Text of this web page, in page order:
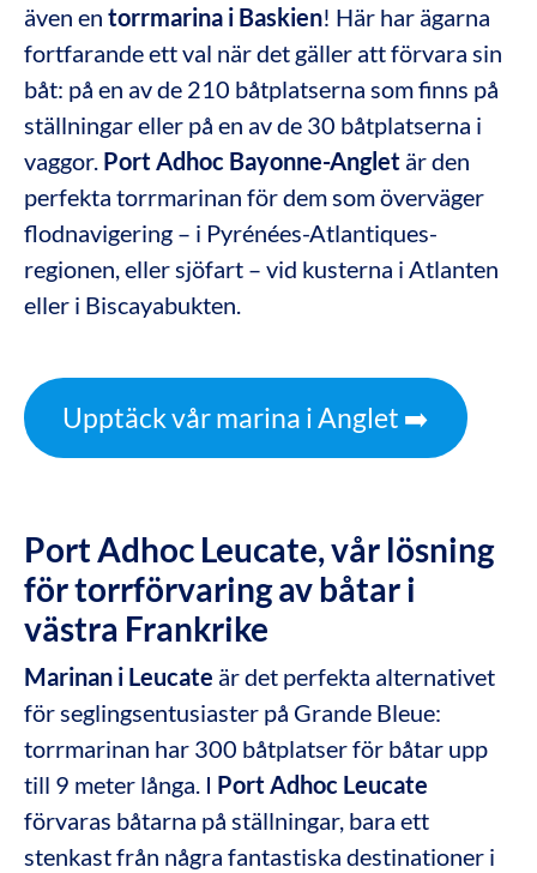
även en torrmarina i Baskien! Här har ägarna
fortfarande ett val när det gäller att förvara sin
båt: på en av de 210 båtplatserna som finns på
ställningar eller på en av de 30 båtplatserna i
vaggor. Port Adhoc Bayonne-Anglet är den
perfekta torrmarinan för dem som överväger
flodnavigering – i Pyrénées-Atlantiques-
regionen, eller sjöfart – vid kusterna i Atlanten
eller i Biscayabukten.
Upptäck vår marina i Anglet ➡️
Port Adhoc Leucate, vår lösning
för torrförvaring av båtar i
västra Frankrike
Marinan i Leucate är det perfekta alternativet
för seglingsentusiaster på Grande Bleue:
torrmarinan har 300 båtplatser för båtar upp
till 9 meter långa. I Port Adhoc Leucate
förvaras båtarna på ställningar, bara ett
stenkast från några fantastiska destinationer i